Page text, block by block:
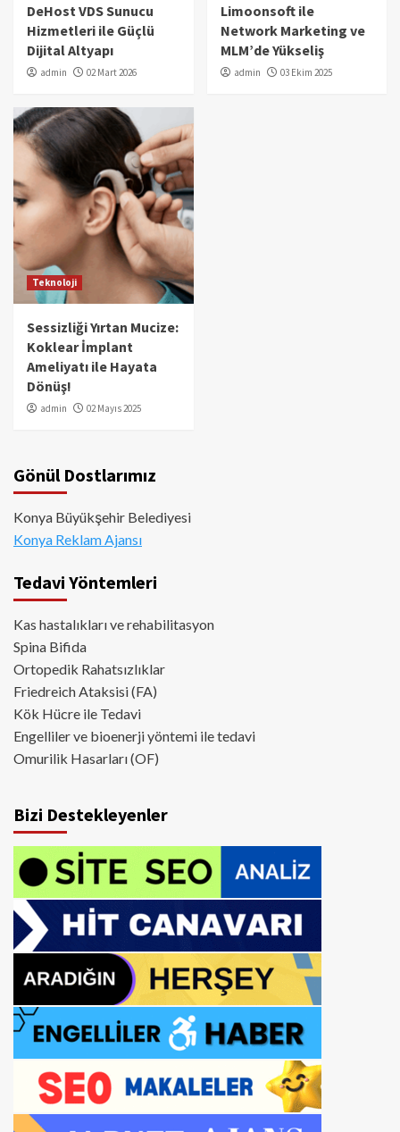
DeHost VDS Sunucu
Hizmetleri ile Güçlü
Dijital Altyapı
admin 02 Mart 2026
Limoonsoft ile
Network Marketing ve
MLM’de Yükseliş
admin 03 Ekim 2025
Teknoloji
Sessizliği Yırtan Mucize:
Koklear İmplant
Ameliyatı ile Hayata
Dönüş!
admin 02 Mayıs 2025
Gönül Dostlarımız
Konya Büyükşehir Belediyesi
Konya Reklam Ajansı
Tedavi Yöntemleri
Kas hastalıkları ve rehabilitasyon
Spina Bifida
Ortopedik Rahatsızlıklar
Friedreich Ataksisi (FA)
Kök Hücre ile Tedavi
Engelliler ve bioenerji yöntemi ile tedavi
Omurilik Hasarları (OF)
Bizi Destekleyenler